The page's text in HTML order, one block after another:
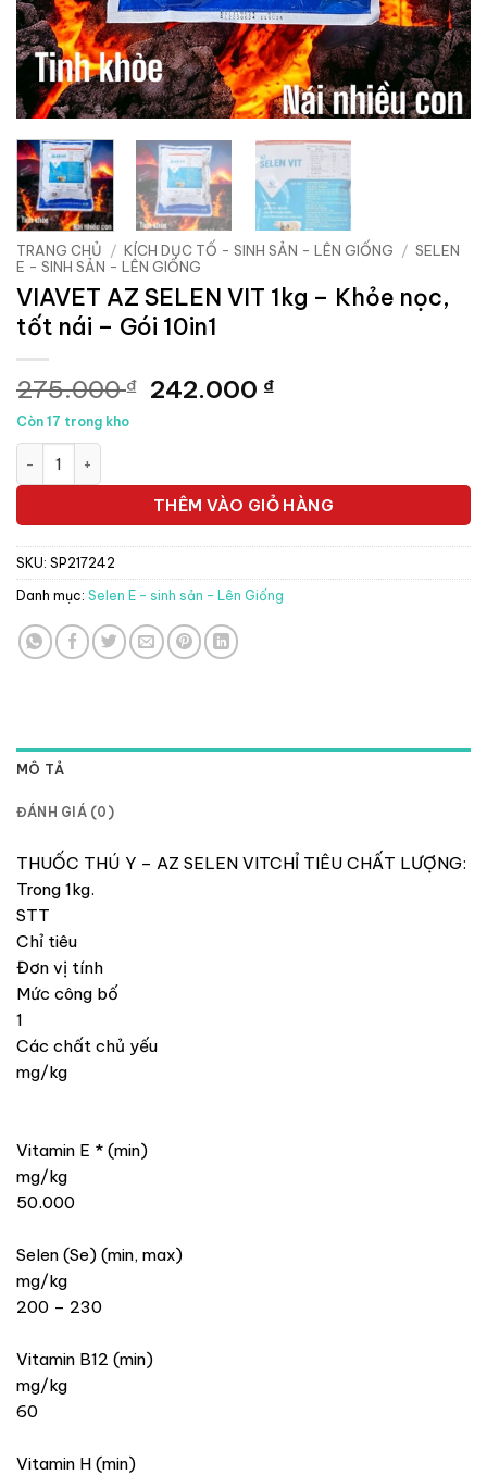
TRANG CHỦ / KÍCH DỤC TỐ - SINH SẢN - LÊN GIỐNG / SELEN
E - SINH SẢN - LÊN GIỐNG
VIAVET AZ SELEN VIT 1kg – Khỏe nọc,
tốt nái – Gói 10in1
275.000₫ Giá
242.000 ₫Giá
242.000 ₫.
Còn 17 trong kho
THÊM VÀO GIỎ HÀNG
SKU: SP217242
Danh mục: Selen E - sinh sản - Lên Giống
MÔ TẢ
ĐÁNH GIÁ (0)
THUỐC THÚ Y – AZ SELEN VITCHỈ TIÊU CHẤT LƯỢNG:
Trong 1kg.
STT
Chỉ tiêu
Đơn vị tính
Mức công bố
1
Các chất chủ yếu
mg/kg
Vitamin E * (min)
mg/kg
50.000
Selen (Se) (min, max)
mg/kg
200 – 230
Vitamin B12 (min)
mg/kg
60
Vitamin H (min)